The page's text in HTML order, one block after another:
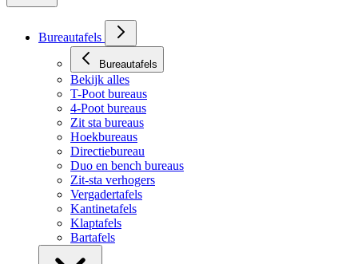
Bureautafels
Bureautafels
Bekijk alles
T-Poot bureaus
4-Poot bureaus
Zit sta bureaus
Hoekbureaus
Directiebureau
Duo en bench bureaus
Zit-sta verhogers
Vergadertafels
Kantinetafels
Klaptafels
Bartafels